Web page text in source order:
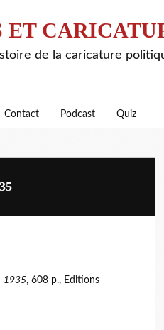
ET
de la caricature
Contact Podcast Quiz
1935, 608 p., Editions